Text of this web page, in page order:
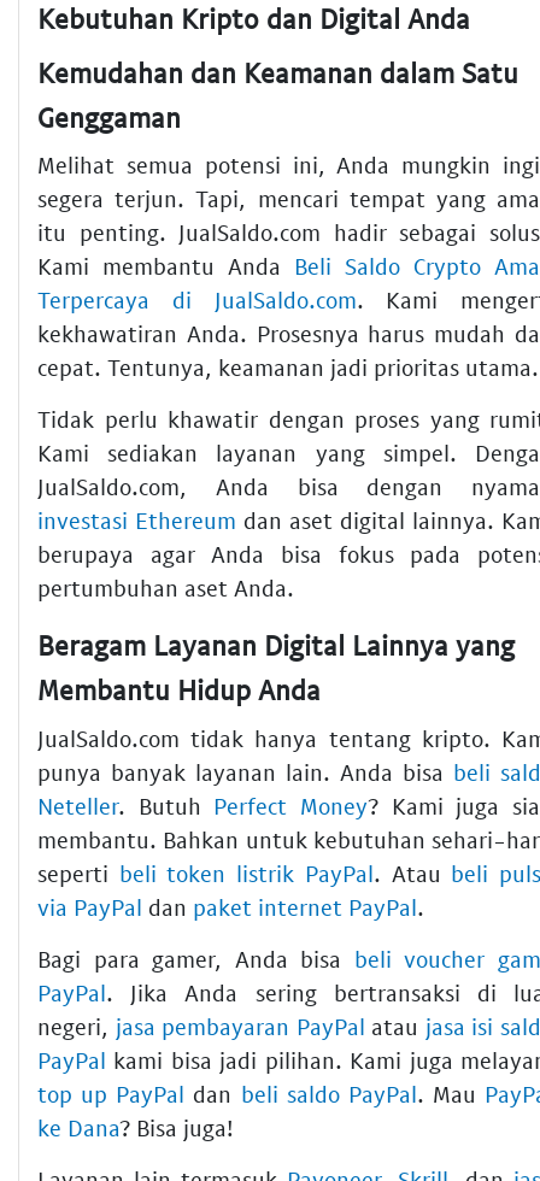
Kebutuhan Kripto dan Digital Anda
Kemudahan dan Keamanan dalam Satu
Genggaman
Melihat semua potensi ini, Anda mungkin
segera terjun. Tapi, mencari tempat yang
itu penting. JualSaldo.com hadir sebagai
Kami membantu Anda Beli Saldo Crypto
Terpercaya di JualSaldo.com. Kami
kekhawatiran Anda. Prosesnya harus mudah
cepat. Tentunya, keamanan jadi prioritas utama.
Tidak perlu khawatir dengan proses yang
Kami sediakan layanan yang simpel.
JualSaldo.com, Anda bisa dengan
investasi Ethereum dan aset digital lainnya.
berupaya agar Anda bisa fokus pada
pertumbuhan aset Anda.
Beragam Layanan Digital Lainnya yang
Membantu Hidup Anda
JualSaldo.com tidak hanya tentang kripto.
punya banyak layanan lain. Anda bisa beli
Neteller. Butuh Perfect Money? Kami juga
membantu. Bahkan untuk kebutuhan sehari-
seperti beli token listrik PayPal. Atau beli
via PayPal dan paket internet PayPal.
Bagi para gamer, Anda bisa beli voucher
PayPal. Jika Anda sering bertransaksi di
negeri, jasa pembayaran PayPal atau jasa isi
PayPal kami bisa jadi pilihan. Kami juga
top up PayPal dan beli saldo PayPal. Mau
ke Dana? Bisa juga!